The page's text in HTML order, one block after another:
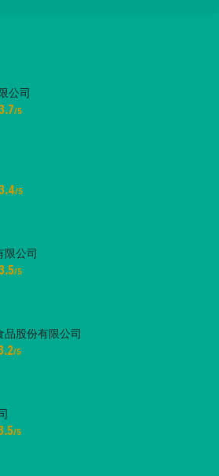
公司
/5
/5
限公司
/5
股份有限公司
/5
/5